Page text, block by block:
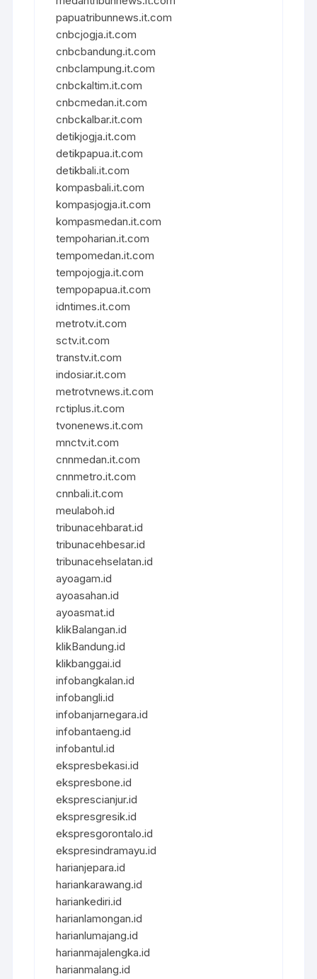
papuatribunnews.it.com
cnbcjogja.it.com
cnbcbandung.it.com
cnbclampung.it.com
cnbckaltim.it.com
cnbcmedan.it.com
cnbckalbar.it.com
detikjogja.it.com
detikpapua.it.com
detikbali.it.com
kompasbali.it.com
kompasjogja.it.com
kompasmedan.it.com
tempoharian.it.com
tempomedan.it.com
tempojogja.it.com
tempopapua.it.com
idntimes.it.com
metrotv.it.com
sctv.it.com
transtv.it.com
indosiar.it.com
metrotvnews.it.com
rctiplus.it.com
tvonenews.it.com
mnctv.it.com
cnnmedan.it.com
cnnmetro.it.com
cnnbali.it.com
meulaboh.id
tribunacehbarat.id
tribunacehbesar.id
tribunacehselatan.id
ayoagam.id
ayoasahan.id
ayoasmat.id
klikBalangan.id
klikBandung.id
klikbanggai.id
infobangkalan.id
infobangli.id
infobanjarnegara.id
infobantaeng.id
infobantul.id
ekspresbekasi.id
ekspresbone.id
eksprescianjur.id
ekspresgresik.id
ekspresgorontalo.id
ekspresindramayu.id
harianjepara.id
hariankarawang.id
hariankediri.id
harianlamongan.id
harianlumajang.id
harianmajalengka.id
harianmalang.id